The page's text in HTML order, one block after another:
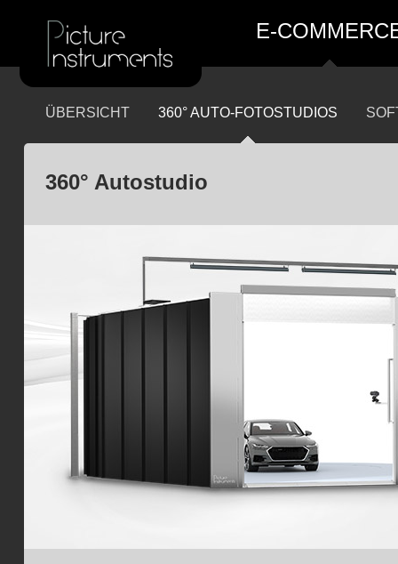
E-
ÜBERSICHT 360° AUTO-FOTOSTUDIOS
360° Autostudio